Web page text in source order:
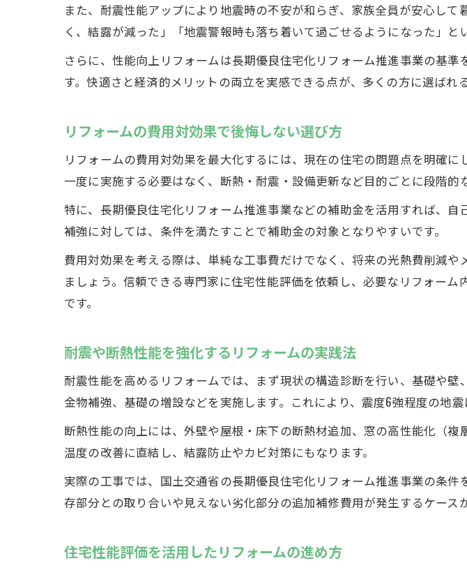
リフォーム時の構
住宅性能評価を参
設備更新で得られ
リフォームで住ま
性能改善リフォー
長期優良住宅化で失敗し
長期優良住宅リフ
推進事業と補助金
また、耐震性能アップにより地震時の不安が和らぎ、家族全員が安心し
く、結露が減った」「地震警報時も落ち着いて過ごせるようになった」と
さらに、性能向上リフォームは長期優良住宅化リフォーム推進事業の基
す。快適さと経済的メリットの両立を実感できる点が、多くの方に選ばれ
リフォームの費用対効果で後悔しない選び方
リフォームの費用対効果を最大化するには、現在の住宅の問題点を明確
一度に実施する必要はなく、断熱・耐震・設備更新など目的ごとに段階的
特に、長期優良住宅化リフォーム推進事業などの補助金を活用すれば、
補強に対しては、条件を満たすことで補助金の対象となりやすいです。
費用対効果を考える際は、単純な工事費だけでなく、将来の光熱費削減
ましょう。信頼できる専門家に住宅性能評価を依頼し、必要なリフォー
です。
耐震や断熱性能を強化するリフォームの実践法
耐震性能を高めるリフォームでは、まず現状の構造診断を行い、基礎や
金物補強、基礎の増設などを実施します。これにより、震度6強程度の地
断熱性能の向上には、外壁や屋根・床下の断熱材追加、窓の高性能化（
温度の改善に直結し、結露防止やカビ対策にもなります。
実際の工事では、国土交通省の長期優良住宅化リフォーム推進事業の条
存部分との取り合いや見えない劣化部分の追加補修費用が発生するケース
住宅性能評価を活用したリフォームの進め方